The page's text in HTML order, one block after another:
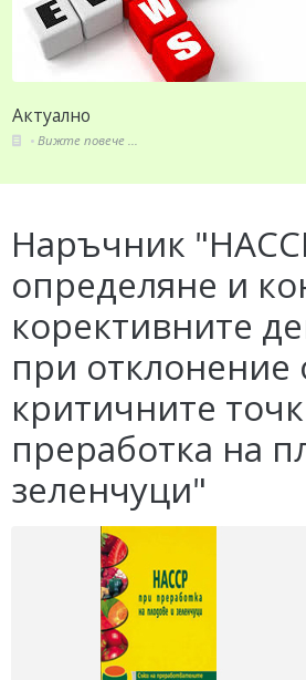
За СППЗ
Вижте повече ...
Наръчник
определяне и
корективните
при отклонение
критичните
преработка на
зеленчуци"